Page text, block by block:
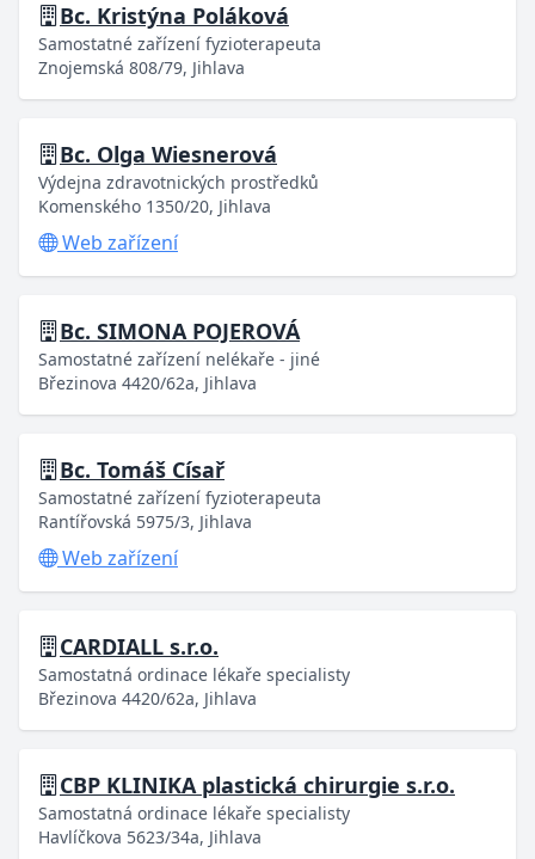
Bc. Kristýna Poláková
Samostatné zařízení fyzioterapeuta
Znojemská 808/79, Jihlava
Bc. Olga Wiesnerová
Výdejna zdravotnických prostředků
Komenského 1350/20, Jihlava
Web zařízení
Bc. SIMONA POJEROVÁ
Samostatné zařízení nelékaře - jiné
Březinova 4420/62a, Jihlava
Bc. Tomáš Císař
Samostatné zařízení fyzioterapeuta
Rantířovská 5975/3, Jihlava
Web zařízení
CARDIALL s.r.o.
Samostatná ordinace lékaře specialisty
Březinova 4420/62a, Jihlava
CBP KLINIKA plastická chirurgie s.r.o.
Samostatná ordinace lékaře specialisty
Havlíčkova 5623/34a, Jihlava